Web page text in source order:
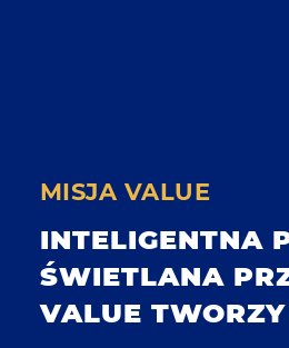
MISJA VALUE
INTELIGENTNA
ŚWIETLANA
VALUE